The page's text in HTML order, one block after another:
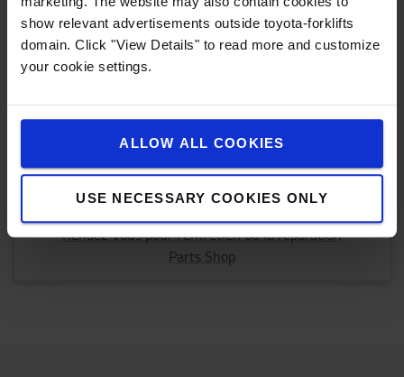
show relevant advertisements outside toyota-forklifts
domain. Click "View Details" to read more and customize
your cookie settings.
ALLOW ALL COOKIES
USE NECESSARY COOKIES ONLY
Quel que soit votre besoin, vous pouvez
toujours nous contacter.
CONTACTEZ-NOUS
différent ?
Rendez-vous pour l'entretien ou la réparation
Parts Shop